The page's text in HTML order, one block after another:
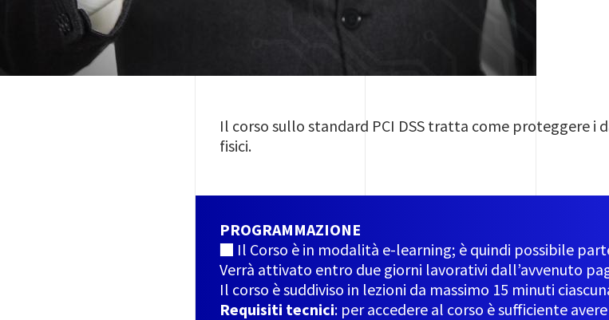
Il corso sullo standard PCI DSS tratta come proteggere
fisici.
PROGRAMMAZIONE
■ Il Corso è in modalità e-learning; è quindi possibile
Verrà attivato entro due giorni lavorativi dall’avvenuto
Il corso è suddiviso in lezioni da massimo 15 minuti
Requisiti tecnici: per accedere al corso è sufficiente